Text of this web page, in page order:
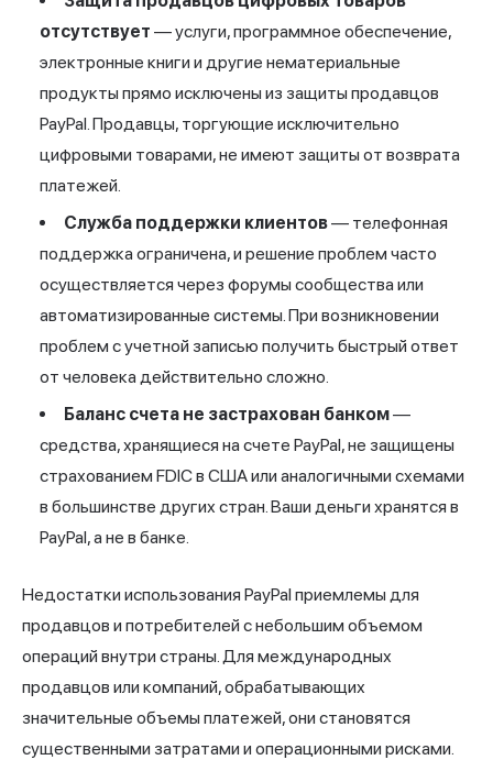
отсутствует — услуги, программное обеспечение,
электронные книги и другие нематериальные
продукты прямо исключены из защиты продавцов
PayPal. Продавцы, торгующие исключительно
цифровыми товарами, не имеют защиты от возврата
платежей.
Служба поддержки клиентов— телефонная
поддержка ограничена, и решение проблем часто
осуществляется через форумы сообщества или
автоматизированные системы. При возникновении
проблем с учетной записью получить быстрый ответ
от человека действительно сложно.
Баланс счета не застрахован банком—
средства, хранящиеся на счете PayPal, не защищены
страхованием FDIC в США или аналогичными схемами
в большинстве других стран. Ваши деньги хранятся в
PayPal, а не в банке.
Недостатки использования PayPal приемлемы для
продавцов и потребителей с небольшим объемом
операций внутри страны. Для международных
продавцов или компаний, обрабатывающих
значительные объемы платежей, они становятся
существенными затратами и операционными рисками.